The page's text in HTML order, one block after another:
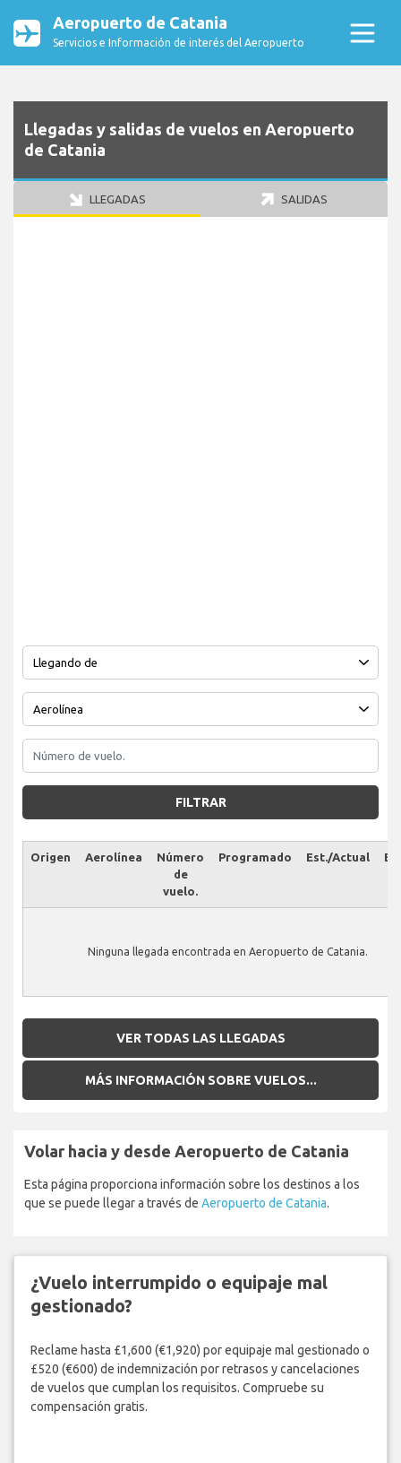
Aeropuerto de Catania
Servicios e Información de interés del Aeropuerto
Llegadas y salidas de vuelos en Aeropuerto
de Catania
LLEGADAS SALIDAS
FILTRAR
Origen Aerolínea
Número
de
vuelo.
Programado Est./Actual
Ninguna llegada encontrada en Aeropuerto de Catania.
VER TODAS LAS LLEGADAS
MÁS INFORMACIÓN SOBRE VUELOS...
Volar hacia y desde Aeropuerto de Catania
Esta página proporciona información sobre los destinos a los
que se puede llegar a través de Aeropuerto de Catania.
¿Vuelo interrumpido o equipaje mal
gestionado?
Reclame hasta £1,600 (€1,920) por equipaje mal gestionado o
£520 (€600) de indemnización por retrasos y cancelaciones
de vuelos que cumplan los requisitos. Compruebe su
compensación gratis.